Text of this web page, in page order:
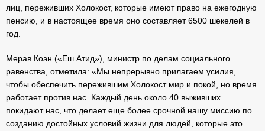
лиц, переживших Холокост, которые имеют право на ежегодную
пенсию, и в настоящее время оно составляет 6500 шекелей в
год.
Мерав Коэн («Еш Атид»), министр по делам социального
равенства, отметила: «Мы непрерывно прилагаем усилия,
чтобы обеспечить пережившим Холокост мир и покой, но время
работает против нас. Каждый день около 40 выживших
покидают нас, что делает еще более срочной нашу миссию по
созданию достойных условий жизни для людей, которые это